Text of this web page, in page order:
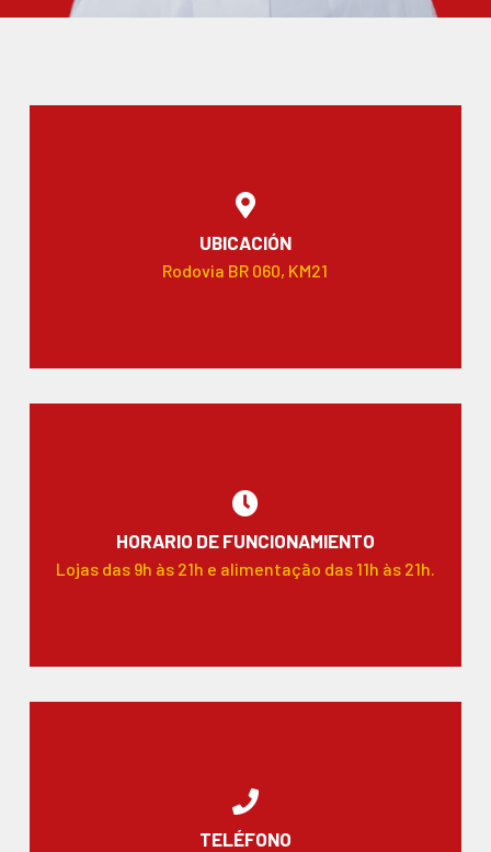
UBICACIÓN
Rodovia BR 060, KM21
HORARIO DE FUNCIONAMIENTO
Lojas das 9h às 21h e alimentação das 11h às 21h.
TELÉFONO